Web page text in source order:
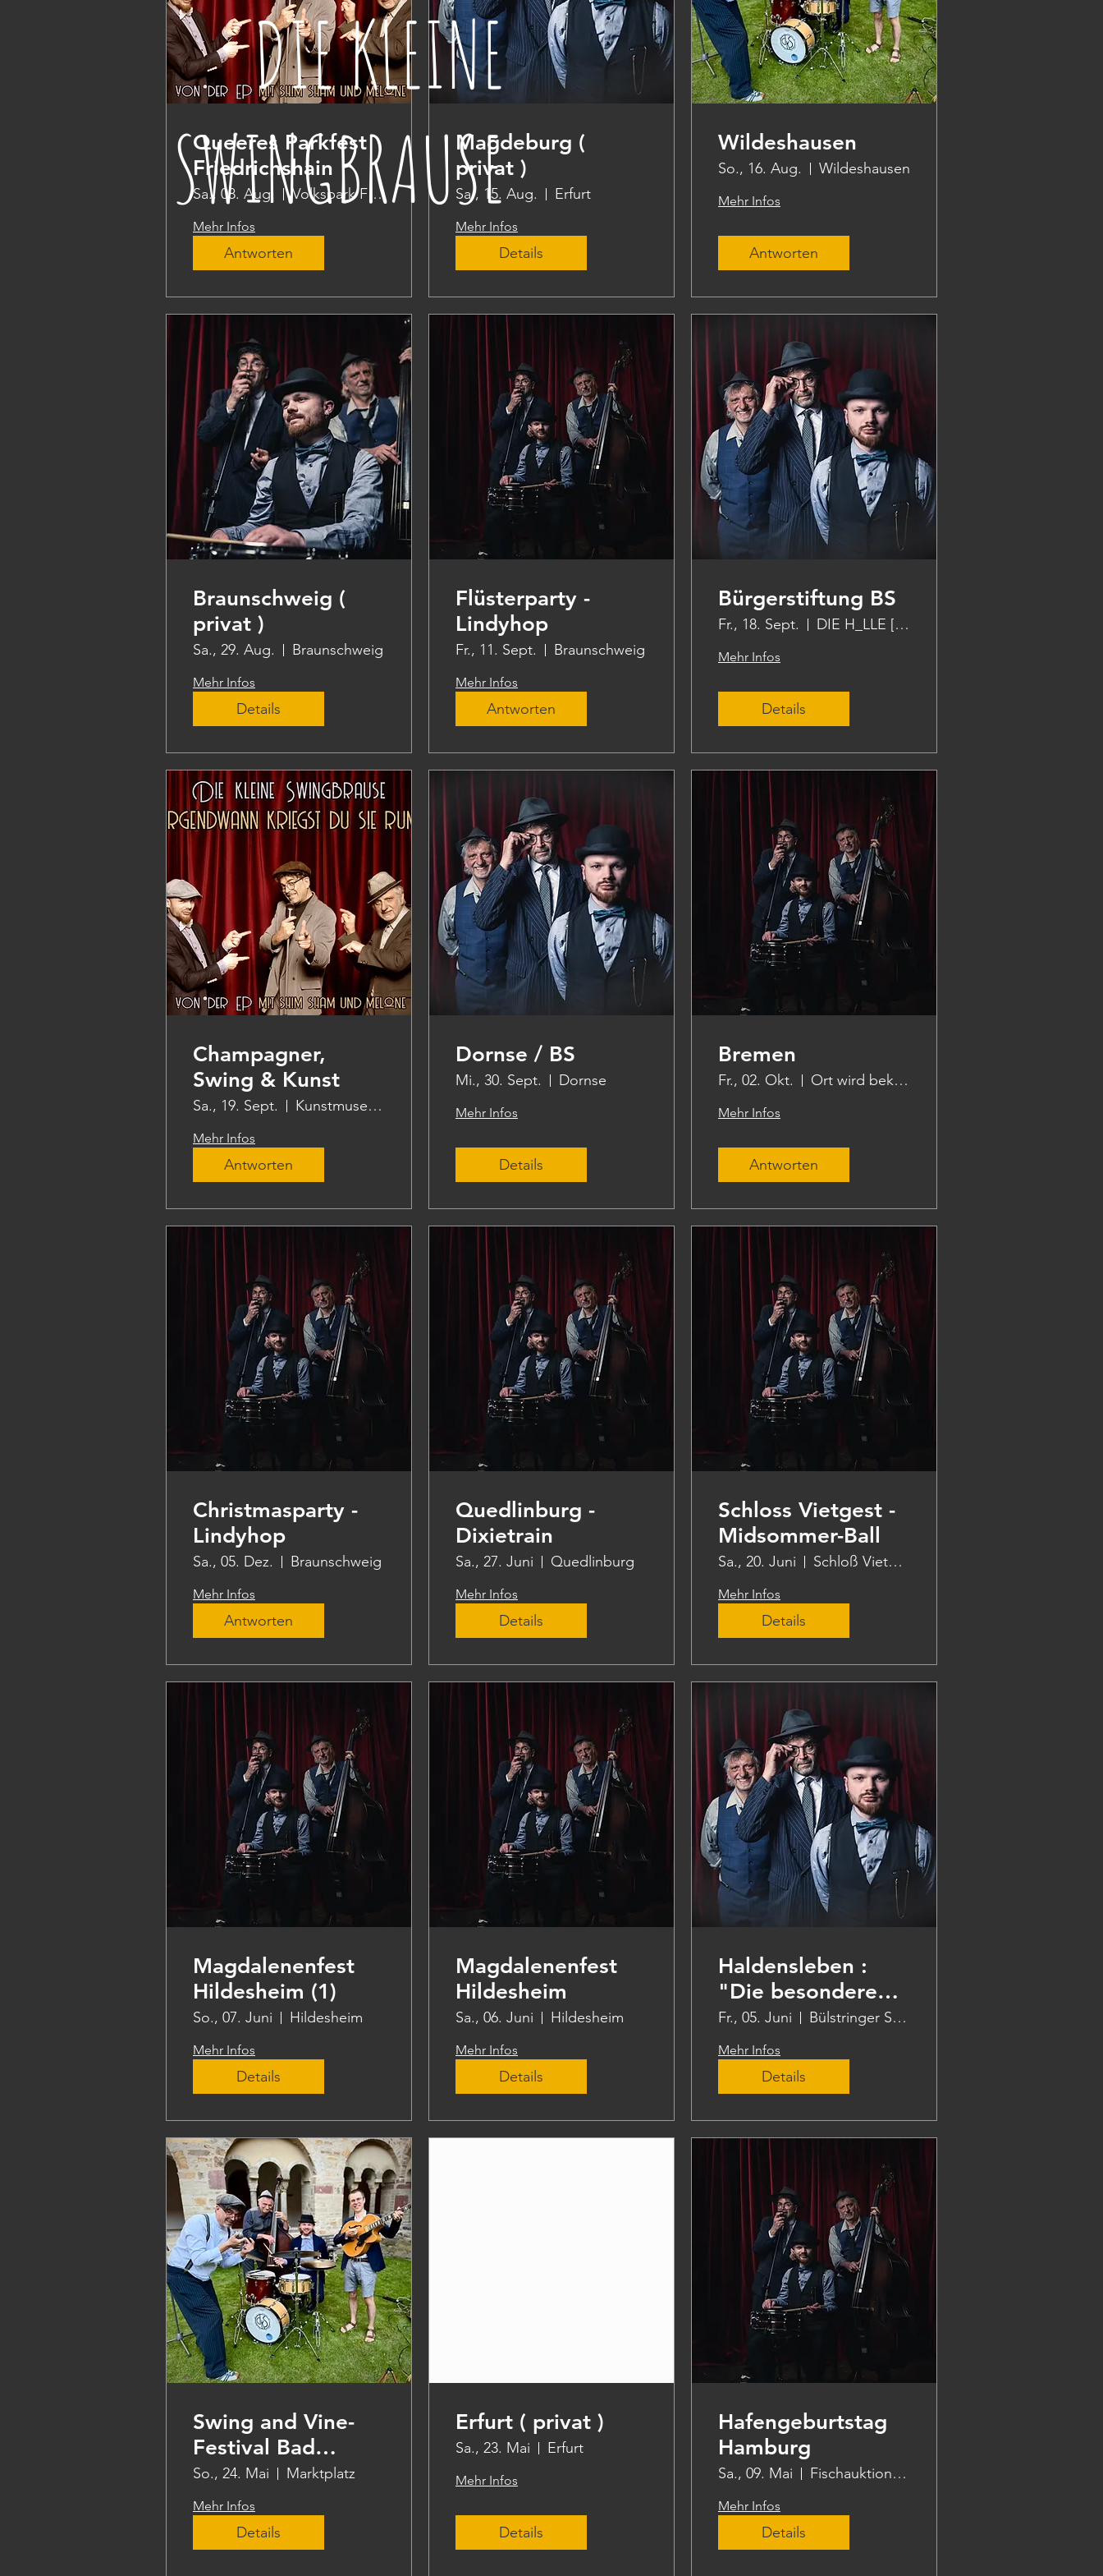
Queeres Parkfest
Friedrichshain
Sa., 08. Aug. Volkspark Friedrichshain
Mehr Infos
Antworten
Magdeburg (
privat )
Sa., 15. Aug. Erfurt
Mehr Infos
Details
Wildeshausen
So., 16. Aug. Wildeshausen
Mehr Infos
Antworten
Braunschweig (
privat )
Sa., 29. Aug. Braunschweig
Mehr Infos
Details
Flüsterparty -
Lindyhop
Fr., 11. Sept. Braunschweig
Mehr Infos
Antworten
Bürgerstiftung BS
Fr., 18. Sept. DIE H_LLE [die halle]
Mehr Infos
Details
Champagner,
Swing & Kunst
Sa., 19. Sept. Kunstmuseum Wolfsburg
Mehr Infos
Antworten
Dornse / BS
Mi., 30. Sept. Dornse
Mehr Infos
Details
Bremen
Fr., 02. Okt. Ort wird bekanntgegeben
Mehr Infos
Antworten
Christmasparty -
Lindyhop
Sa., 05. Dez. Braunschweig
Mehr Infos
Antworten
Quedlinburg -
Dixietrain
Sa., 27. Juni Quedlinburg
Mehr Infos
Details
Schloss Vietgest -
Midsommer-Ball
Sa., 20. Juni Schloß Vietgest
Mehr Infos
Details
Magdalenenfest
Hildesheim (1)
So., 07. Juni Hildesheim
Mehr Infos
Details
Magdalenenfest
Hildesheim
Sa., 06. Juni Hildesheim
Mehr Infos
Details
Haldensleben :
"Die besondere
Note"
Fr., 05. Juni Bülstringer Str. 12
Mehr Infos
Details
Swing and Vine-
Festival Bad
Hersfeld
So., 24. Mai Marktplatz
Mehr Infos
Details
Erfurt ( privat )
Sa., 23. Mai Erfurt
Mehr Infos
Details
Hafengeburtstag
Hamburg
Sa., 09. Mai Fischauktionshalle-Innenkante West
Mehr Infos
Details
DIE KLEINE
SWINGBRAUSE